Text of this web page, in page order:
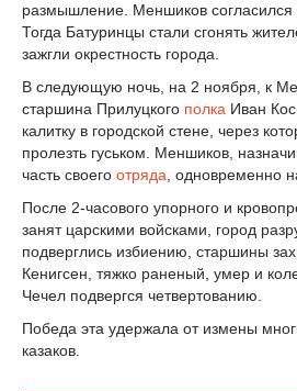
размышление. Меншиков согласился
Тогда Батуринцы стали сгонять
зажгли окрестность города.
В следующую ночь, на 2 ноября, к
старшина Прилуцкого полка Иван
калитку в городской стене, через
пролезть гуськом. Меншиков,
часть своего отряда , одновременно
После 2-часового упорного и
занят царскими войсками, город
подверглись избиению, старшины
Кенигсен, тяжко раненый, умер и
Чечел подвергся четвертованию.
Победа эта удержала от измены
казаков.